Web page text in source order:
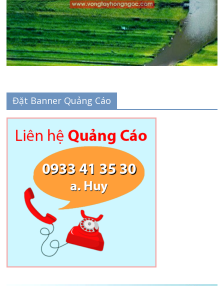
Đặt Banner Quảng Cáo